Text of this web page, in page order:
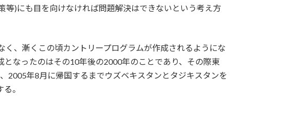
)にも目を向けなければ問題解決はできないという考え方
、漸くこの頃カントリープログラムが作成されるようにな
なったのはその10年後の2000年のことであり、その際東
2005年8月に帰国するまでウズベキスタンとタジキスタンを
。